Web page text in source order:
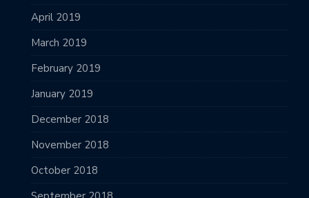
April 2019
March 2019
February 2019
January 2019
December 2018
November 2018
October 2018